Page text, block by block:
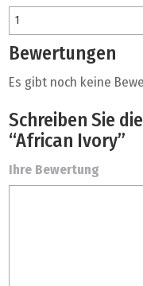
Bewertungen
Es gibt noch keine
Schreiben Sie
“African Ivory”
Ihre Bewertung